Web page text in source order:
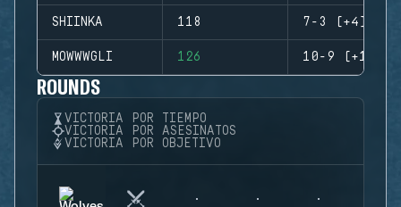
SHIINKA 118 7-3 (+4)
MOWWWGLI 126 10-9 (+1)
ROUNDS
VICTORIA POR TIEMPO
VICTORIA POR ASESINATOS
VICTORIA POR OBJETIVO